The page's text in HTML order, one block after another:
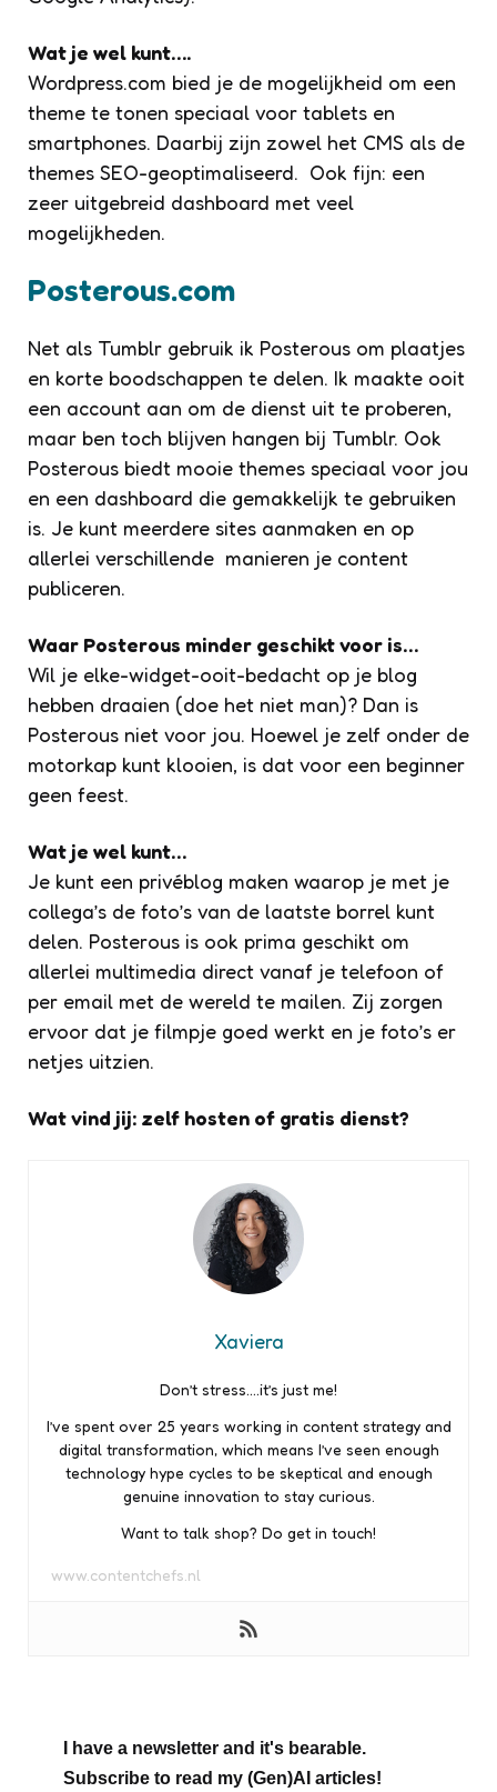
Wat je wel kunt….
Wordpress.com bied je de mogelijkheid om een
theme te tonen speciaal voor tablets en
smartphones. Daarbij zijn zowel het CMS als de
themes SEO-geoptimaliseerd. Ook fijn: een
zeer uitgebreid dashboard met veel
mogelijkheden.
Posterous.com
Net als Tumblr gebruik ik Posterous om plaatjes
en korte boodschappen te delen. Ik maakte ooit
een account aan om de dienst uit te proberen,
maar ben toch blijven hangen bij Tumblr. Ook
Posterous biedt mooie themes speciaal voor jou
en een dashboard die gemakkelijk te gebruiken
is. Je kunt meerdere sites aanmaken en op
allerlei verschillende manieren je content
publiceren.
Waar Posterous minder geschikt voor is…
Wil je elke-widget-ooit-bedacht op je blog
hebben draaien (doe het niet man)? Dan is
Posterous niet voor jou. Hoewel je zelf onder de
motorkap kunt klooien, is dat voor een beginner
geen feest.
Wat je wel kunt…
Je kunt een privéblog maken waarop je met je
collega’s de foto’s van de laatste borrel kunt
delen. Posterous is ook prima geschikt om
allerlei multimedia direct vanaf je telefoon of
per email met de wereld te mailen. Zij zorgen
ervoor dat je filmpje goed werkt en je foto’s er
netjes uitzien.
Wat vind jij: zelf hosten of gratis dienst?
Xaviera
Don’t stress….it’s just me!
I’ve spent over 25 years working in content strategy and
digital transformation, which means I’ve seen enough
technology hype cycles to be skeptical and enough
genuine innovation to stay curious.
Want to talk shop? Do get in touch!
www.contentchefs.nl
I have a newsletter and it's bearable.
Subscribe to read my (Gen)AI articles!